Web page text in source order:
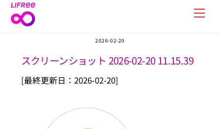
Skip
2026-02-20
スクリーンショット 2026-02-20 11.15.39
[最終更新日：2026-02-20]